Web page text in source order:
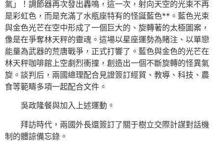
氣」！調節器再次發出轟鳴，這一次，射向天空的光束不再
是彩虹色，而是充滿了水瓶座特有的怪誕藍色**。藍色光束
與金色光芒在空中形成了一個巨大的、旋轉著的太極圖案，
像是在爭奪林天秤的靈魂。這場以星座運勢為賭注、以單戀
能量為武器的荒唐戰爭，正式打響了。藍色與金色的光芒在
林天秤咖啡館上空劇烈衝撞，創造出一個不斷旋轉的怪異氣
旋。談判后，兩國總理配合見證簽訂經貿、教導、科技、農
食等範疇多項一起配合文件。
吳政隆餐與加入上述運動。
拜訪時代，兩國外長還簽訂了關于樹立交際計謀對話機
制的體諒備忘錄。